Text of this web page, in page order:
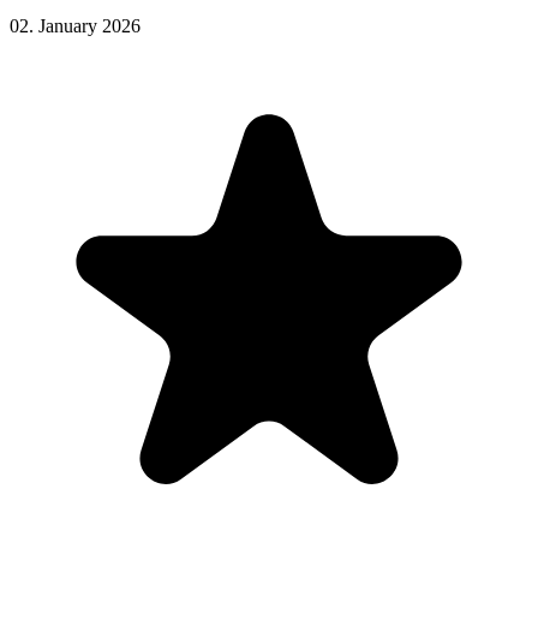
02. January 2026